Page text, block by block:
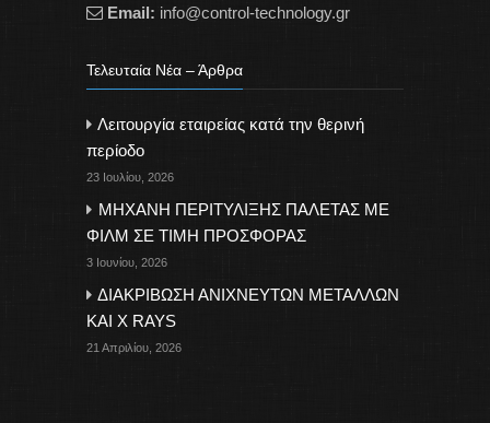
Email: info@control-technology.gr
Τελευταία Νέα – Άρθρα
Λειτουργία εταιρείας κατά την θερινή
περίοδο
23 Ιουλίου, 2026
ΜΗΧΑΝΗ ΠΕΡΙΤΥΛΙΞΗΣ ΠΑΛΕΤΑΣ ΜΕ
ΦΙΛΜ ΣΕ ΤΙΜΗ ΠΡΟΣΦΟΡΑΣ
3 Ιουνίου, 2026
ΔΙΑΚΡΙΒΩΣΗ ΑΝΙΧΝΕΥΤΩΝ ΜΕΤΑΛΛΩΝ
ΚΑΙ X RAYS
21 Απριλίου, 2026